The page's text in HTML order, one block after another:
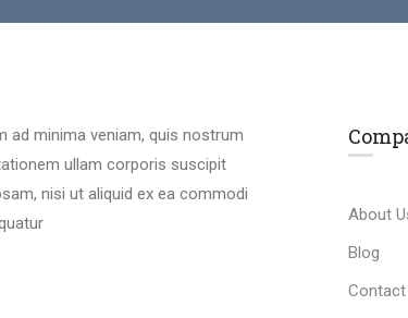
ad minima veniam, quis nostrum
ullam corporis suscipit
nisi ut aliquid ex ea commodi
About
Blog
Contact